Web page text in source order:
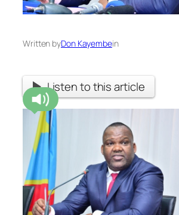
Written byDon Kayembein
Listen to this article